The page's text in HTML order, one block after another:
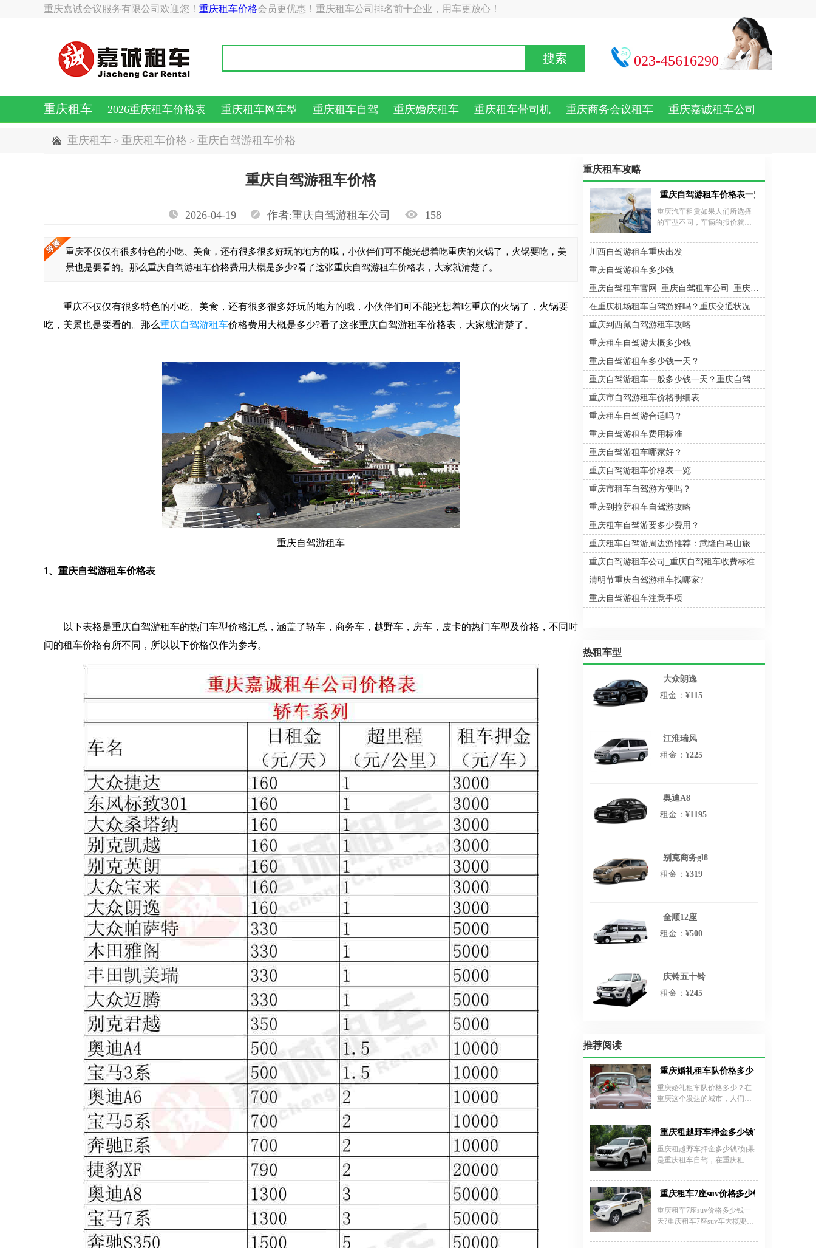
重庆嘉诚会议服务有限公司欢迎您！ 重庆租车价格会员更优惠！重庆租车公司排名前十企业，用车更放心！
搜索 023-45616290
重庆租车 2026重庆租车价格表 重庆租车网车型 重庆租车自驾 重庆婚庆租车 重庆租车带司机 重庆商务会议租车 重庆嘉诚租车公司
重庆租车 > 重庆租车价格 > 重庆自驾游租车价格
重庆自驾游租车价格
2026-04-19 作者:重庆自驾游租车公司 158
重庆不仅仅有很多特色的小吃、美食，还有很多很多好玩的地方的哦，小伙伴们可不能光想着吃重庆的火锅了，火锅要吃，美
景也是要看的。那么重庆自驾游租车价格费用大概是多少?看了这张重庆自驾游租车价格表，大家就清楚了。
重庆不仅仅有很多特色的小吃、美食，还有很多很多好玩的地方的哦，小伙伴们可不能光想着吃重庆的火锅了，火锅要
吃，美景也是要看的。那么重庆自驾游租车价格费用大概是多少?看了这张重庆自驾游租车价格表，大家就清楚了。
重庆自驾游租车
1、重庆自驾游租车价格表
以下表格是重庆自驾游租车的热门车型价格汇总，涵盖了轿车，商务车，越野车，房车，皮卡的热门车型及价格，不同时
间的租车价格有所不同，所以以下价格仅作为参考。
重庆租车攻略
重庆自驾游租车价格表一览
重庆汽车租赁如果人们所选择
的车型不同，车辆的报价就会
一定会想要详细的了解车辆的
报价。重庆租轿车的价格在100
多一天到400多一天左右，重庆
租商务车的租金价格在400多到
700多一天，重庆租越野车的价
格是比较高的，一般是400多至
1000多一天。下面就一起来看
看重庆市汽车自驾租赁价格，
对不同车型的报价是怎样的。
川西自驾游租车重庆出发
重庆自驾游租车多少钱
重庆自驾租车官网_重庆自驾租车公司_重庆自驾游租车价目表
在重庆机场租车自驾游好吗？重庆交通状况如何？
重庆到西藏自驾游租车攻略
重庆租车自驾游大概多少钱
重庆自驾游租车多少钱一天？
重庆自驾游租车一般多少钱一天？重庆自驾游租车价格表一览
重庆市自驾游租车价格明细表
重庆租车自驾游合适吗？
重庆自驾游租车费用标准
重庆自驾游租车哪家好？
重庆自驾游租车价格表一览
重庆市租车自驾游方便吗？
重庆到拉萨租车自驾游攻略
重庆租车自驾游要多少费用？
重庆租车自驾游周边游推荐：武隆白马山旅游全攻略
重庆自驾游租车公司_重庆自驾租车收费标准
清明节重庆自驾游租车找哪家?
重庆自驾游租车注意事项
热租车型
大众朗逸
租金： ¥115
江淮瑞风
租金： ¥225
奥迪A8
租金： ¥1195
别克商务gl8
租金： ¥319
全顺12座
租金： ¥500
庆铃五十铃
租金： ¥245
推荐阅读
重庆婚礼租车队价格多少？重庆婚车车队
重庆婚礼租车队价格多少？在
重庆这个发达的城市，人们对
人们而言，是一件大事，有很
多事情要去安排，那你知道重
钱吗?一般重庆婚庆租车公司租
车多少钱一天？?下面赶紧来了
重庆租越野车押金多少钱?
重庆租越野车押金多少钱?如果
是重庆租车自驾，在重庆租越
的，一般根据租车公司提供的
车型车价来收取，车价越高租
万之间的车，每天的日租金在
100-1000元之间，租车押金一般
重庆租车7座suv价格多少钱一天？
重庆租车7座suv价格多少钱一
天?重庆租车7座suv车大概要多
租车公司很多，在重庆租一辆7